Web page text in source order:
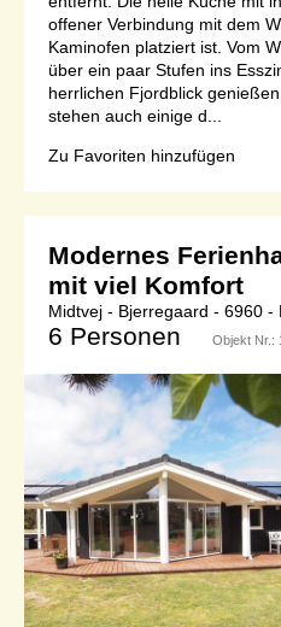
offener Verbindung mit dem
Kaminofen platziert ist. Vom
über ein paar Stufen ins
herrlichen Fjordblick
stehen auch einige d...
Zu Favoriten hinzufügen
Modernes
mit viel Komfort
Midtvej - Bjerregaard - 6960 -
6 Personen Objekt Nr.: